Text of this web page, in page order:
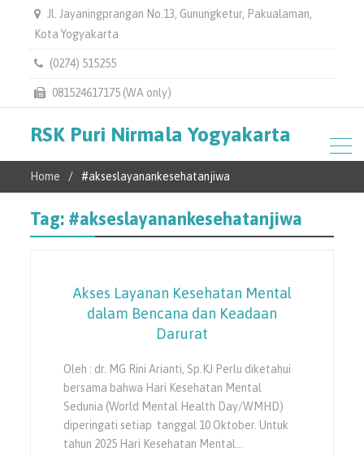
Jl. Jayaningprangan No.13, Gunungketur, Pakualaman,
Kota Yogyakarta
(0274) 515255
081524617175 (WA only)
RSK Puri Nirmala Yogyakarta
Home #akseslayanankesehatanjiwa
Tag: #akseslayanankesehatanjiwa
Akses Layanan Kesehatan Mental
dalam Bencana dan Keadaan
Darurat
Oleh : dr. MG Rini Arianti, Sp.KJ Perlu diketahui
bersama bahwa Hari Kesehatan Mental
Sedunia (World Mental Health Day/WMHD)
diperingati setiap tanggal 10 Oktober. Untuk
tahun 2025 Hari Kesehatan Mental…